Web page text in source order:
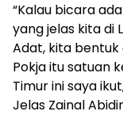
“Kalau bicara
yang jelas kita di
Adat, kita bentuk
Pokja itu satuan
Timur ini saya
Jelas Zainal